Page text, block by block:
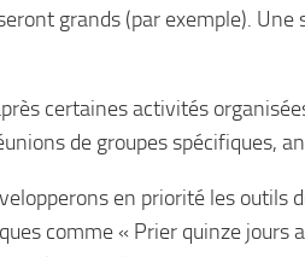
grands (par exemple). Une
certaines activités
de groupes spécifiques,
en priorité les outils
comme « Prier quinze jours